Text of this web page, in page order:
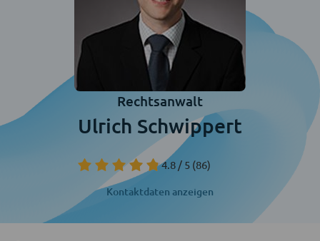
Rechtsanwalt
Ulrich Schwippert
4.8 / 5(86)
Kontaktdaten anzeigen